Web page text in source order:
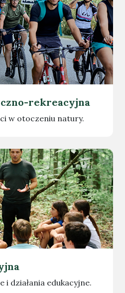
rekreacyjna
w otoczeniu natury.
i działania edukacyjne.